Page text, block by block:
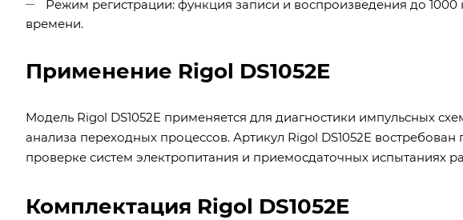
Режим регистрации: функция записи и воспроизведения до
времени.
Применение Rigol DS1052E
Модель Rigol DS1052E применяется для диагностики импульсных
анализа переходных процессов. Артикул Rigol DS1052E
проверке систем электропитания и приемосдаточных испытаниях
Комплектация Rigol DS1052E